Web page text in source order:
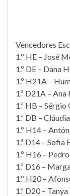
Vencedores
1.º HE – José
1.º DE – Dana
1.º H21A –
1.ª D21A –
1.ª HB –
1.ª DB –
1.º H14 –
1.ª D14 –
1.º H16 –
1.ª D16 –
1.º H20 –
1.ª D20 –